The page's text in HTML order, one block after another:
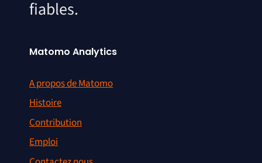
fiables.
Matomo Analytics
A propos de Matomo
Histoire
Contribution
Emploi